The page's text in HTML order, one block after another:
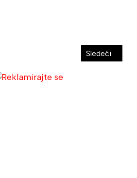
Sledeći